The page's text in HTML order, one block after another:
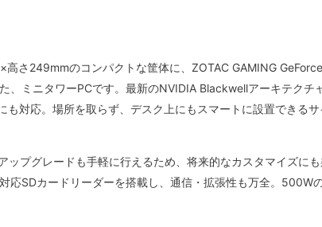
さ249mmのコンパクトな筐体に、ZOTAC GAMING
ミニタワーPCです。最新のNVIDIA Blackwellアーキテクチ
も対応。場所を取らず、デスク上にもスマートに設置できる
ップグレードも手軽に行えるため、将来的なカスタマイズに
SDカードリーダーを搭載し、通信・拡張性も万全。500W